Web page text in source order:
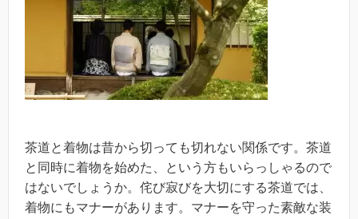
茶道と着物は昔から切っても切れない関係です。茶道
と同時に着物を始めた、という方もいらっしゃるので
はないでしょうか。侘び寂びを大切にする茶道では、
着物にもマナーがあります。マナーを守った素敵な装